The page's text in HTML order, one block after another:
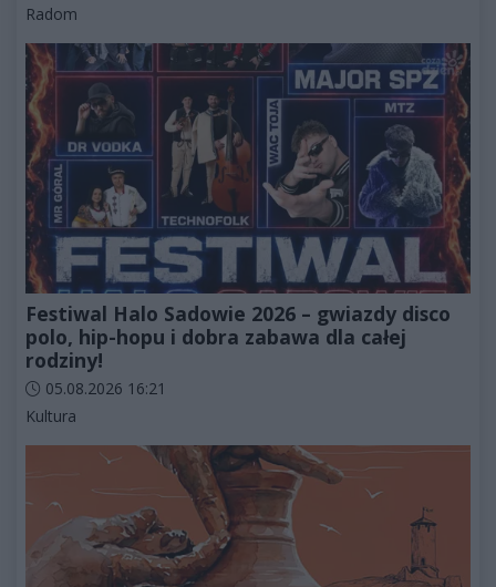
Kategorie artykułu:
Radom
Festiwal Halo Sadowie 2026 – gwiazdy disco
polo, hip-hopu i dobra zabawa dla całej
rodziny!
Data dodania artykułu:
05.08.2026 16:21
Kategorie artykułu:
Kultura